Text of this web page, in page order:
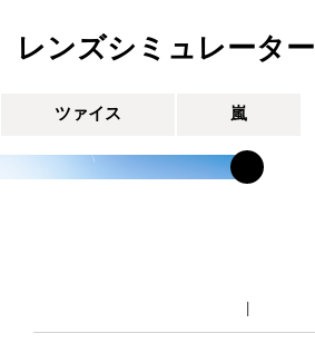
レンズシミュレーター
ツァイス 嵐